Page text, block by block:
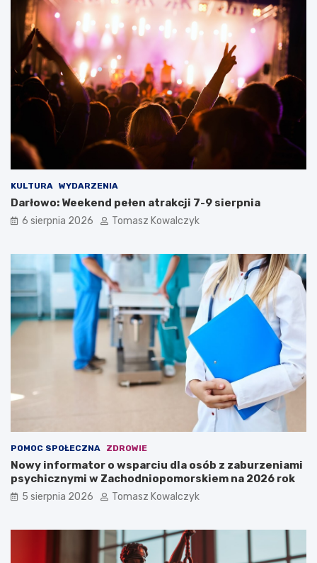
KULTURA WYDARZENIA
Darłowo: Weekend pełen atrakcji 7-9 sierpnia
6 sierpnia 2026 Tomasz Kowalczyk
POMOC SPOŁECZNA ZDROWIE
Nowy informator o wsparciu dla osób z zaburzeniami
psychicznymi w Zachodniopomorskiem na 2026 rok
5 sierpnia 2026 Tomasz Kowalczyk